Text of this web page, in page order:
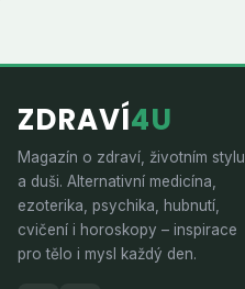
ZDRAVÍ4U
Magazín o zdraví, životním stylu
a duši. Alternativní medicína,
ezoterika, psychika, hubnutí,
cvičení i horoskopy – inspirace
pro tělo i mysl každý den.